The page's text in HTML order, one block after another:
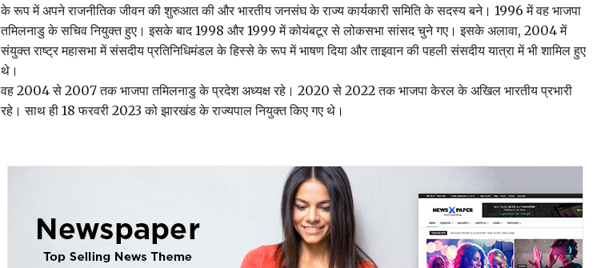
के रूप में अपने राजनीतिक जीवन की शुरुआत की और भारतीय जनसंघ के राज्य कार्यकारी समिति के सदस्य बने। 1996 में वह भाजपा
तमिलनाडु के सचिव नियुक्त हुए। इसके बाद 1998 और 1999 में कोयंबटूर से लोकसभा सांसद चुने गए। इसके अलावा, 2004 में
संयुक्त राष्ट्र महासभा में संसदीय प्रतिनिधिमंडल के हिस्से के रूप में भाषण दिया और ताइवान की पहली संसदीय यात्रा में भी शामिल हुए
थे।
वह 2004 से 2007 तक भाजपा तमिलनाडु के प्रदेश अध्यक्ष रहे। 2020 से 2022 तक भाजपा केरल के अखिल भारतीय प्रभारी
रहे। साथ ही 18 फरवरी 2023 को झारखंड के राज्यपाल नियुक्त किए गए थे।